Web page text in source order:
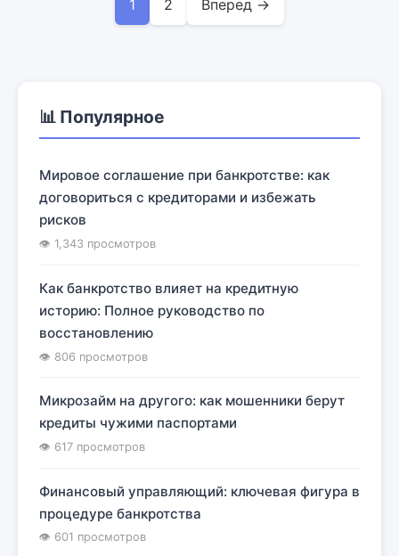
1 2 Вперед →
📊 Популярное
Мировое соглашение при банкротстве: как
договориться с кредиторами и избежать
рисков
👁 1,343 просмотров
Как банкротство влияет на кредитную
историю: Полное руководство по
восстановлению
👁 806 просмотров
Микрозайм на другого: как мошенники берут
кредиты чужими паспортами
👁 617 просмотров
Финансовый управляющий: ключевая фигура в
процедуре банкротства
👁 601 просмотров